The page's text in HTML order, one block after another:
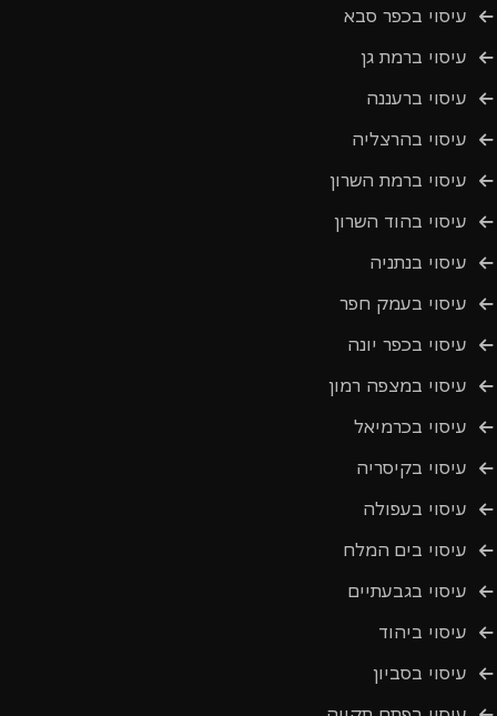
עיסוי בכפר סבא
עיסוי ברמת גן
עיסוי ברעננה
עיסוי בהרצליה
עיסוי ברמת השרון
עיסוי בהוד השרון
עיסוי בנתניה
עיסוי בעמק חפר
עיסוי בכפר יונה
עיסוי במצפה רמון
עיסוי בכרמיאל
עיסוי בקיסריה
עיסוי בעפולה
עיסוי בים המלח
עיסוי בגבעתיים
עיסוי ביהוד
עיסוי בסביון